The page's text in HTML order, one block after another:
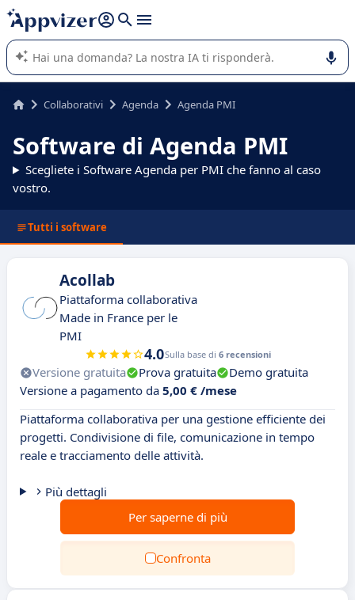
righe con
shift + enter
L'IA di Appvizer vi guida nell'utilizzo o nella scelta di un
software SaaS per la vostra azienda.
Collaborativi Agenda Agenda PMI
Software di Agenda PMI
Scegliete i Software Agenda per PMI che fanno al caso
vostro.
Tutti i software
Acollab
Piattaforma collaborativa
Made in France per le
PMI
4.0Sulla base di 6 recensioni
Versione gratuita Prova gratuita
Demo gratuita
Versione a pagamento da 5,00 € /mese
Piattaforma collaborativa per una gestione efficiente dei
progetti. Condivisione di file, comunicazione in tempo
reale e tracciamento delle attività.
Più dettagli
Per saperne di più
Confronta